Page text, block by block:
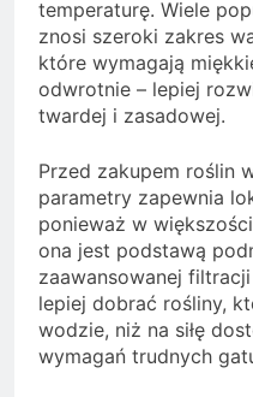
temperaturę. Wiele
znosi szeroki zakres
które wymagają
odwrotnie – lepiej
twardej i zasadowej.
Przed zakupem roślin
parametry zapewnia
ponieważ w
ona jest podstawą
zaawansowanej
lepiej dobrać rośliny,
wodzie, niż na siłę
wymagań trudnych